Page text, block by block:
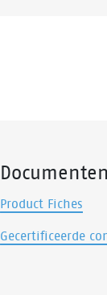
Documenten
Product Fiches
Gecertificeerde